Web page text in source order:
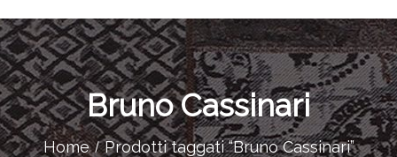
Bruno Cassinari
Home Prodotti taggati “Bruno Cassinari”